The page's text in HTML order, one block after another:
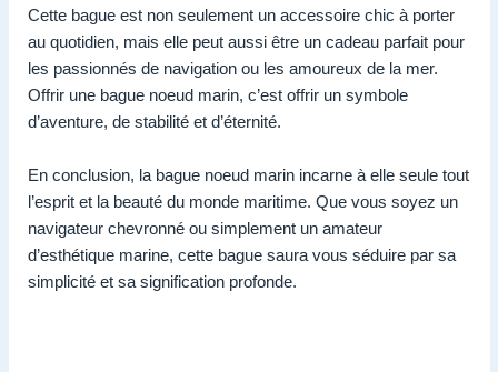
Cette bague est non seulement un accessoire chic à porter
au quotidien, mais elle peut aussi être un cadeau parfait pour
les passionnés de navigation ou les amoureux de la mer.
Offrir une bague noeud marin, c’est offrir un symbole
d’aventure, de stabilité et d’éternité.
En conclusion, la bague noeud marin incarne à elle seule tout
l’esprit et la beauté du monde maritime. Que vous soyez un
navigateur chevronné ou simplement un amateur
d’esthétique marine, cette bague saura vous séduire par sa
simplicité et sa signification profonde.